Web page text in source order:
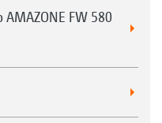
FW 580